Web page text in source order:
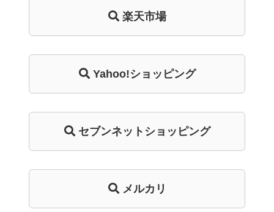
楽天市場
Yahoo!ショッピング
セブンネットショッピング
メルカリ